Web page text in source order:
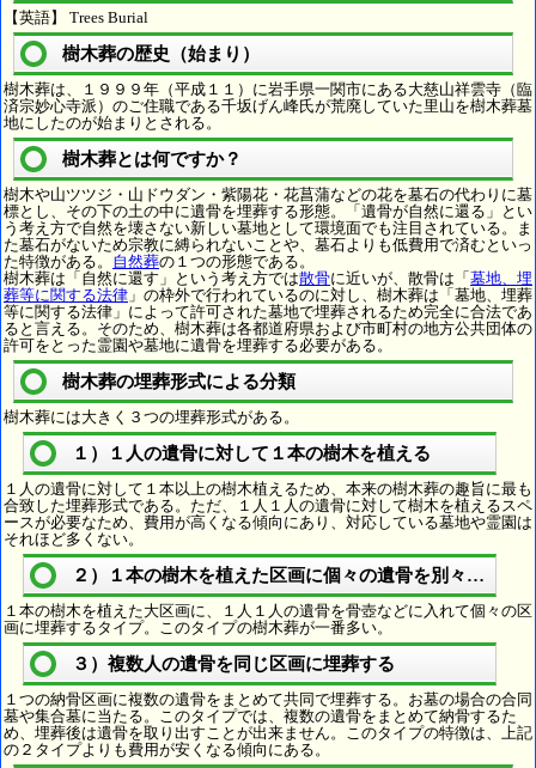
【英語】 Trees Burial
樹木葬の歴史（始まり）
樹木葬は、１９９９年（平成１１）に岩手県一関市にある大慈山祥雲寺（臨
済宗妙心寺派）のご住職である千坂げん峰氏が荒廃していた里山を樹木葬墓
地にしたのが始まりとされる。
樹木葬とは何ですか？
樹木や山ツツジ・山ドウダン・紫陽花・花菖蒲などの花を墓石の代わりに墓
標とし、その下の土の中に遺骨を埋葬する形態。「遺骨が自然に還る」とい
う考え方で自然を壊さない新しい墓地として環境面でも注目されている。ま
た墓石がないため宗教に縛られないことや、墓石よりも低費用で済むといっ
た特徴がある。 自然葬の１つの形態である。
樹木葬は「自然に還す」という考え方では散骨に近いが、散骨は「 墓地、埋
葬等に関する法律 」の枠外で行われているのに対し、樹木葬は「墓地、埋葬
等に関する法律」によって許可された墓地で埋葬されるため完全に合法であ
ると言える。そのため、樹木葬は各都道府県および市町村の地方公共団体の
許可をとった霊園や墓地に遺骨を埋葬する必要がある。
樹木葬の埋葬形式による分類
樹木葬には大きく３つの埋葬形式がある。
１）１人の遺骨に対して１本の樹木を植える
１人の遺骨に対して１本以上の樹木植えるため、本来の樹木葬の趣旨に最も
合致した埋葬形式である。ただ、１人１人の遺骨に対して樹木を植えるスペ
ースが必要なため、費用が高くなる傾向にあり、対応している墓地や霊園は
それほど多くない。
２）１本の樹木を植えた区画に個々の遺骨を別々に埋葬
１本の樹木を植えた大区画に、１人１人の遺骨を骨壺などに入れて個々の区
画に埋葬するタイプ。このタイプの樹木葬が一番多い。
３）複数人の遺骨を同じ区画に埋葬する
１つの納骨区画に複数の遺骨をまとめて共同で埋葬する。お墓の場合の合同
墓や集合墓に当たる。このタイプでは、複数の遺骨をまとめて納骨するた
め、埋葬後は遺骨を取り出すことが出来ません。このタイプの特徴は、上記
の２タイプよりも費用が安くなる傾向にある。